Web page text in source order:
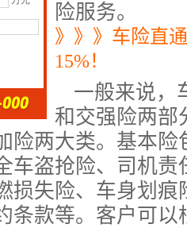
险服务。
》》》车险直
15%！
一般来说，
和交强险两部
险两大类。基本险
车盗抢险、司机责
损失险、 车身划痕
条款等。客户可